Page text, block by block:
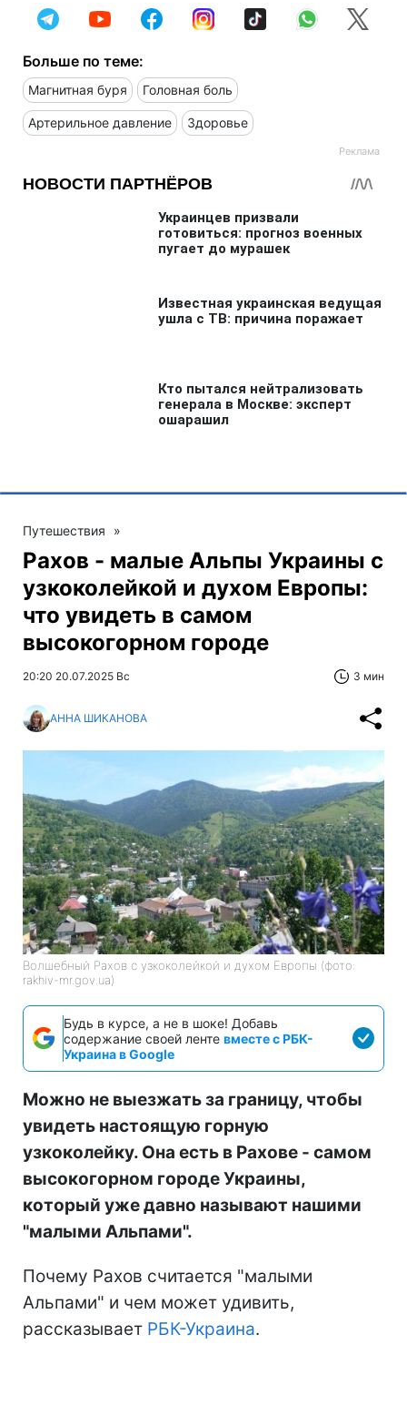
Больше по теме:
Магнитная буря Головная боль
Артерильное давление Здоровье
Путешествия »
Рахов - малые Альпы Украины с
узкоколейкой и духом Европы:
что увидеть в самом
высокогорном городе
20:20 20.07.2025 Вс 3 мин
АННА ШИКАНОВА
Волшебный Рахов с узкоколейкой и духом Европы (фото:
rakhiv-mr.gov.ua)
Будь в курсе, а не в шоке! Добавь
содержание своей ленте вместе с РБК-
Украина в Google
Можно не выезжать за границу, чтобы
увидеть настоящую горную
узкоколейку. Она есть в Рахове - самом
высокогорном городе Украины,
который уже давно называют нашими
"малыми Альпами".
Почему Рахов считается "малыми
Альпами" и чем может удивить,
рассказывает РБК-Украина.